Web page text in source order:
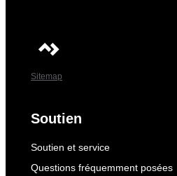
Sitemap
Soutien
Soutien et service
Questions fréquemment posées